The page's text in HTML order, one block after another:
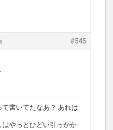
#545
書いてたなあ？ あれは
やっとひどい引っかか